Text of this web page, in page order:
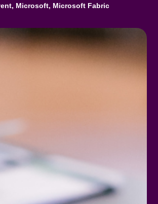
, Microsoft, Microsoft Fabric